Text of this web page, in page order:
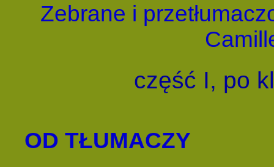
Zebrane i
część I, po
OD TŁUMACZY